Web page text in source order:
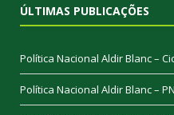
ÚLTIMAS PUBLICAÇÕES
Política Nacional Aldir Blanc –
Política Nacional Aldir Blanc –